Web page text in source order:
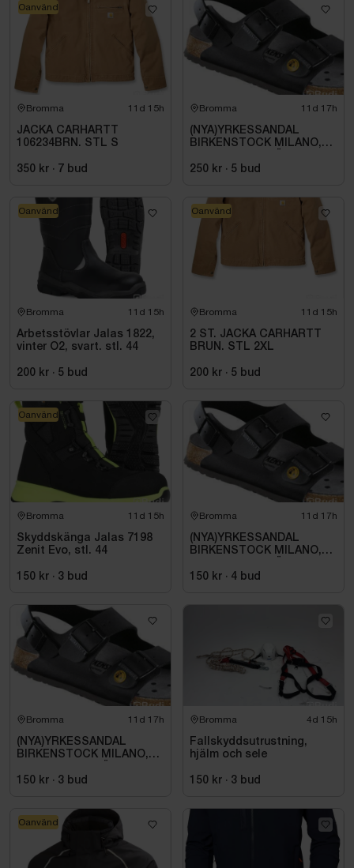
Bromma 11d 15h
JACKA CARHARTT
106234BRN. STL S
350 kr · 7 bud
Oanvänd
Bromma 11d 17h
(NYA)YRKESSANDAL
BIRKENSTOCK MILANO,
SVART. STL 42
250 kr · 5 bud
Bromma 11d 15h
Arbetsstövlar Jalas 1822,
vinter O2, svart. stl. 44
200 kr · 5 bud
Oanvänd
Bromma 11d 15h
2 ST. JACKA CARHARTT
BRUN. STL 2XL
200 kr · 5 bud
Oanvänd
Bromma 11d 15h
Skyddskänga Jalas 7198
Zenit Evo, stl. 44
150 kr · 3 bud
Oanvänd
Bromma 11d 17h
(NYA)YRKESSANDAL
BIRKENSTOCK MILANO,
SVART. STL 42
150 kr · 4 bud
Bromma 11d 17h
(NYA)YRKESSANDAL
BIRKENSTOCK MILANO,
SVART. STL 42
150 kr · 3 bud
Bromma 4d 15h
Fallskyddsutrustning,
hjälm och sele
150 kr · 3 bud
Oanvänd